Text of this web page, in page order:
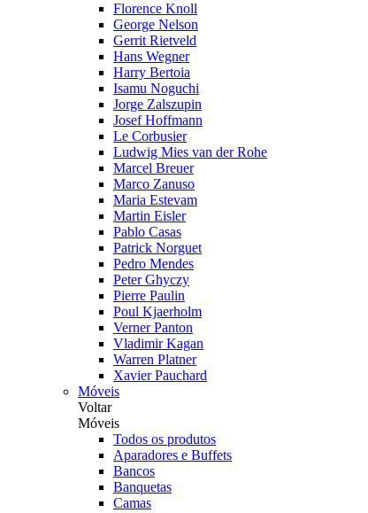
Florence Knoll
George Nelson
Gerrit Rietveld
Hans Wegner
Harry Bertoia
Isamu Noguchi
Jorge Zalszupin
Josef Hoffmann
Le Corbusier
Ludwig Mies van der Rohe
Marcel Breuer
Marco Zanuso
Maria Estevam
Martin Eisler
Pablo Casas
Patrick Norguet
Pedro Mendes
Peter Ghyczy
Pierre Paulin
Poul Kjaerholm
Verner Panton
Vladimir Kagan
Warren Platner
Xavier Pauchard
Móveis
Voltar
Móveis
Todos os produtos
Aparadores e Buffets
Bancos
Banquetas
Camas